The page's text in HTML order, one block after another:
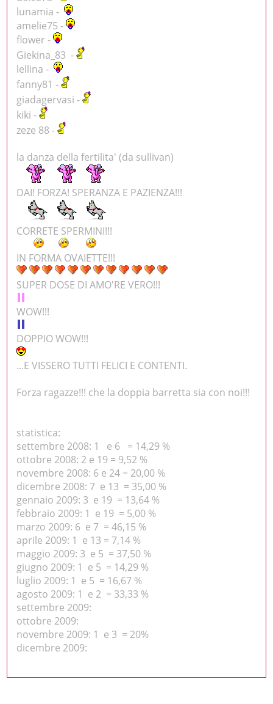
lunamia -
amelie75 -
flower -
Giekina_83 -
lellina -
fanny81 -
giadagervasi -
kiki -
zeze 88 -
la danza della fertilita' (da sullivan)
DAI! FORZA! SPERANZA E PAZIENZA!!!
CORRETE SPERMINI!!!
IN FORMA OVAIETTE!!!
SUPER DOSE DI AMO'RE VERO!!!
WOW!!!
DOPPIO WOW!!!
...E VISSERO TUTTI FELICI E CONTENTI.
Forza ragazze!!! che la doppia barretta sia con noi!!!
statistica:
settembre 2008: 1 e 6 = 14,29 %
ottobre 2008: 2 e 19 = 9,52 %
novembre 2008: 6 e 24 = 20,00 %
dicembre 2008: 7 e 13 = 35,00 %
gennaio 2009: 3 e 19 = 13,64 %
febbraio 2009: 1 e 19 = 5,00 %
marzo 2009: 6 e 7 = 46,15 %
aprile 2009: 1 e 13 = 7,14 %
maggio 2009: 3 e 5 = 37,50 %
giugno 2009: 1 e 5 = 14,29 %
luglio 2009: 1 e 5 = 16,67 %
agosto 2009: 1 e 2 = 33,33 %
settembre 2009:
ottobre 2009:
novembre 2009: 1 e 3 = 20%
dicembre 2009: